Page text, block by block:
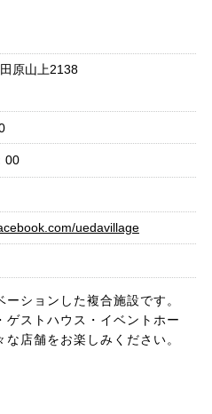
原山上2138
00
uedavillage
ションした複合施設です。
ゲストハウス・イベントホー
店舗をお楽しみください。